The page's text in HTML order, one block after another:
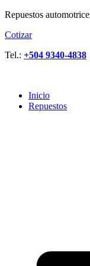
Repuestos
Cotizar
Tel.: +504 9340-4838
Inicio
Repuestos